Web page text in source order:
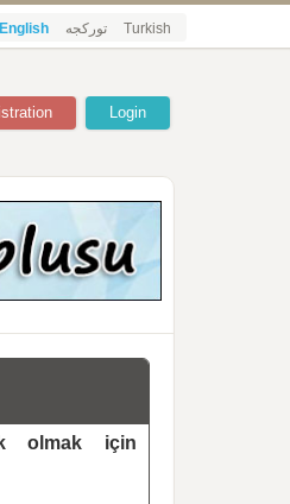
English تورکجه Turkish
Login
olmak için